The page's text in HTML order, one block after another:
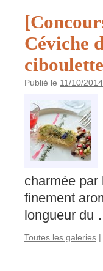
Céviche
Publié le 11/10/2014
charmée
finement
longueur du
Toutes les galeries |